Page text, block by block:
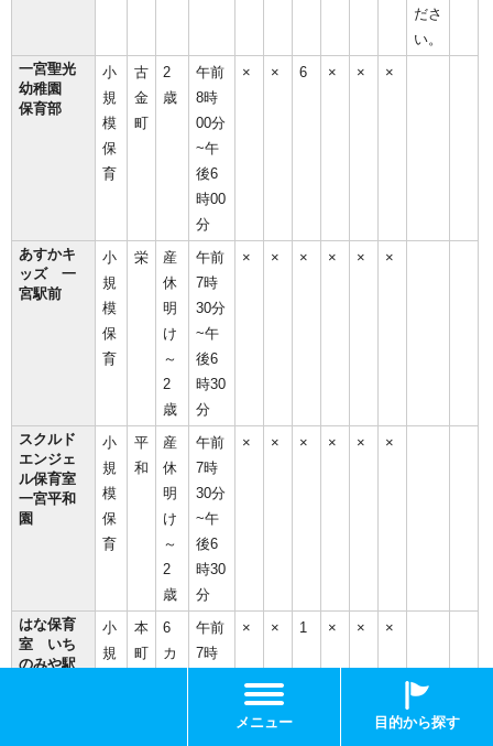
ださ
い。
一宮聖光
幼稚園
保育部
小
規
模
保
育
古
金
町
2
歳
午前
8時
00分
~午
後6
時00
分
× × 6 × × ×
あすかキ
ッズ 一
宮駅前
小
規
模
保
育
栄
産
休
明
け
～
2
歳
午前
7時
30分
~午
後6
時30
分
× × × × × ×
スクルド
エンジェ
ル保育室
一宮平和
園
小
規
模
保
育
平
和
産
休
明
け
～
2
歳
午前
7時
30分
~午
後6
時30
分
× × × × × ×
はな保育
室 いち
のみや駅
小
規
本
町
6
カ
午前
7時
× × 1 × × ×
メニュー 目的から探す